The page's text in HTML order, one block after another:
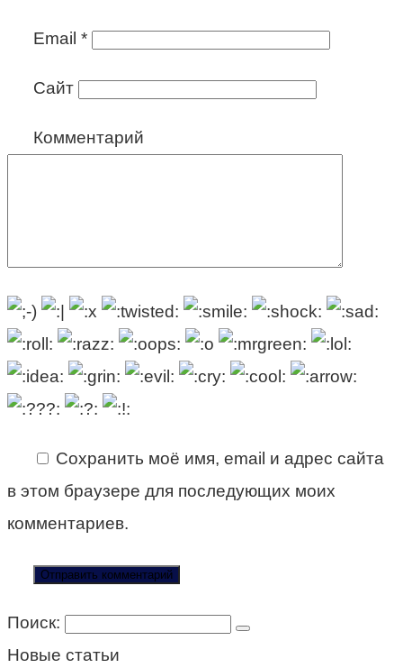
Email *
Сайт
Комментарий
Сохранить моё имя, email и адрес сайта
в этом браузере для последующих моих
комментариев.
Поиск:
Новые статьи